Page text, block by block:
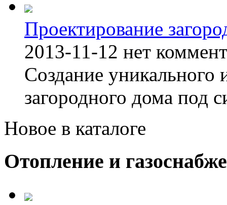
Проектирование
2013-11-12 нет
Создание уникального
загородного дома под
Новое в каталоге
Отопление и